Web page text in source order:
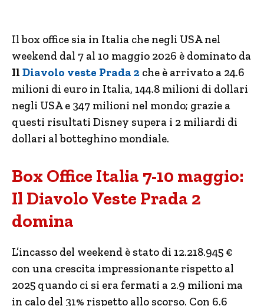
Il box office sia in Italia che negli USA nel
weekend dal 7 al 10 maggio 2026 è dominato da
Il Diavolo veste Prada 2 che è arrivato a 24.6
milioni di euro in Italia, 144.8 milioni di dollari
negli USA e 347 milioni nel mondo; grazie a
questi risultati Disney supera i 2 miliardi di
dollari al botteghino mondiale.
Box Office Italia 7-10 maggio:
Il Diavolo Veste Prada 2
domina
L’incasso del weekend è stato di 12.218.945 €
con una crescita impressionante rispetto al
2025 quando ci si era fermati a 2.9 milioni ma
in calo del 31% rispetto allo scorso. Con 6.6